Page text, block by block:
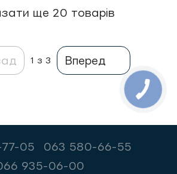
ще 20 товарів
1 з 3 Вперед
05
063 580-66-55
935-06-00